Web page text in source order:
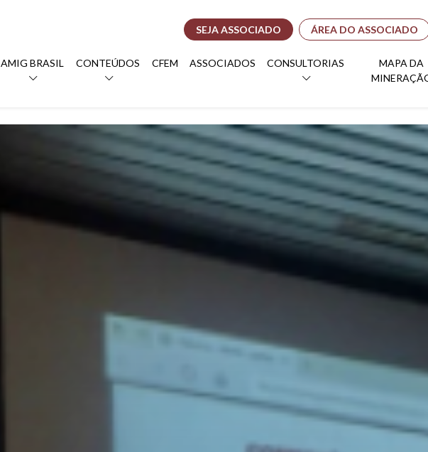
SEJA ASSOCIADO ÁREA DO ASSOCIADO
AMIG BRASIL CONTEÚDOS CFEM ASSOCIADOS CONSULTORIAS
MAPA DA